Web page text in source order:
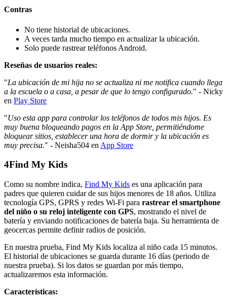
Contras
No tiene historial de ubicaciones.
A veces tarda mucho tiempo en actualizar la ubicación.
Solo puede rastrear teléfonos Android.
Reseñas de usuarios reales:
"La ubicación de mi hija no se actualiza ni me notifica cuando llega
a la escuela o a casa, a pesar de que lo tengo configurado." - Nicky
en Play Store
"Uso esta app para controlar los teléfonos de todos mis hijos. Es
muy buena bloqueando pagos en la App Store, permitiéndome
bloquear sitios, establecer una hora de dormir y la ubicación es
muy precisa." - Neisha504 en App Store
4Find My Kids
Como su nombre indica, Find My Kids es una aplicación para
padres que quieren cuidar de sus hijos menores de 18 años. Utiliza
tecnología GPS, GPRS y redes Wi-Fi para rastrear el smartphone
del niño o su reloj inteligente con GPS, mostrando el nivel de
batería y enviando notificaciones de batería baja. Su herramienta de
geocercas permite definir radios de posición.
En nuestra prueba, Find My Kids localiza al niño cada 15 minutos.
El historial de ubicaciones se guarda durante 16 días (periodo de
nuestra prueba). Si los datos se guardan por más tiempo,
actualizaremos esta información.
Características: